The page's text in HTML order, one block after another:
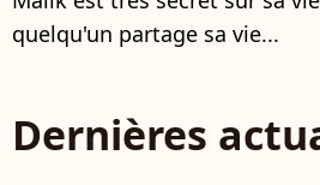
quelqu'un partage sa vie...
Dernières